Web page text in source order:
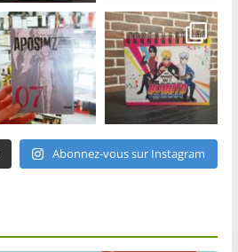
Abonnez-vous sur Instagram